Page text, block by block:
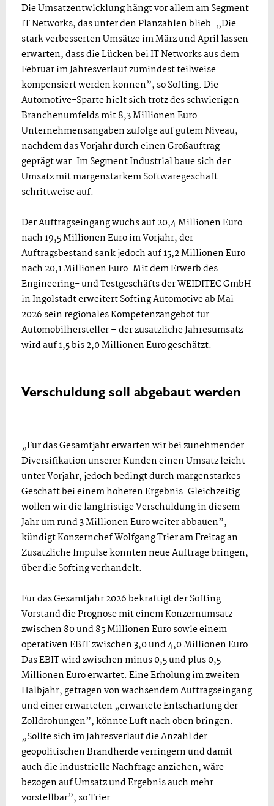
Die Umsatzentwicklung hängt vor allem am Segment
IT Networks, das unter den Planzahlen blieb. „Die
stark verbesserten Umsätze im März und April lassen
erwarten, dass die Lücken bei IT Networks aus dem
Februar im Jahresverlauf zumindest teilweise
kompensiert werden können”, so Softing. Die
Automotive-Sparte hielt sich trotz des schwierigen
Branchenumfelds mit 8,3 Millionen Euro
Unternehmensangaben zufolge auf gutem Niveau,
nachdem das Vorjahr durch einen Großauftrag
geprägt war. Im Segment Industrial baue sich der
Umsatz mit margenstarkem Softwaregeschäft
schrittweise auf.
Der Auftragseingang wuchs auf 20,4 Millionen Euro
nach 19,5 Millionen Euro im Vorjahr, der
Auftragsbestand sank jedoch auf 15,2 Millionen Euro
nach 20,1 Millionen Euro. Mit dem Erwerb des
Engineering- und Testgeschäfts der WEIDITEC GmbH
in Ingolstadt erweitert Softing Automotive ab Mai
2026 sein regionales Kompetenzangebot für
Automobilhersteller – der zusätzliche Jahresumsatz
wird auf 1,5 bis 2,0 Millionen Euro geschätzt.
Verschuldung soll abgebaut werden
„Für das Gesamtjahr erwarten wir bei zunehmender
Diversifikation unserer Kunden einen Umsatz leicht
unter Vorjahr, jedoch bedingt durch margenstarkes
Geschäft bei einem höheren Ergebnis. Gleichzeitig
wollen wir die langfristige Verschuldung in diesem
Jahr um rund 3 Millionen Euro weiter abbauen”,
kündigt Konzernchef Wolfgang Trier am Freitag an.
Zusätzliche Impulse könnten neue Aufträge bringen,
über die Softing verhandelt.
Für das Gesamtjahr 2026 bekräftigt der Softing-
Vorstand die Prognose mit einem Konzernumsatz
zwischen 80 und 85 Millionen Euro sowie einem
operativen EBIT zwischen 3,0 und 4,0 Millionen Euro.
Das EBIT wird zwischen minus 0,5 und plus 0,5
Millionen Euro erwartet. Eine Erholung im zweiten
Halbjahr, getragen von wachsendem Auftragseingang
und einer erwarteten „erwartete Entschärfung der
Zolldrohungen”, könnte Luft nach oben bringen:
„Sollte sich im Jahresverlauf die Anzahl der
geopolitischen Brandherde verringern und damit
auch die industrielle Nachfrage anziehen, wäre
bezogen auf Umsatz und Ergebnis auch mehr
vorstellbar”, so Trier.